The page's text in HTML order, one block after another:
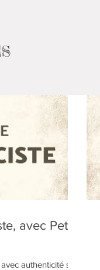
avec Peter
authenticité sa